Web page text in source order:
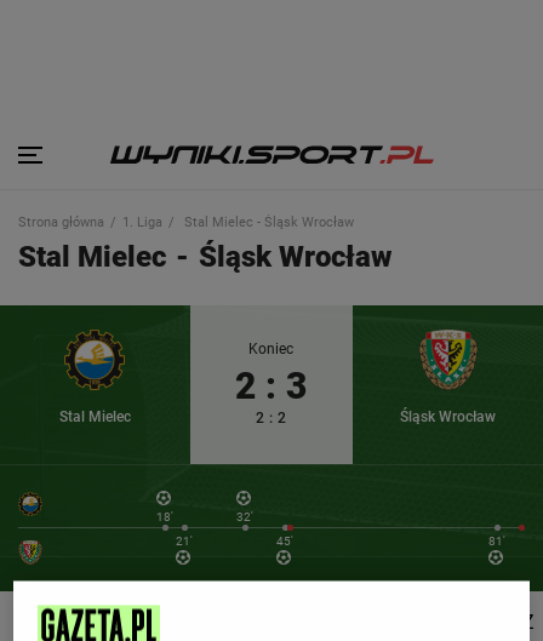
Strona główna 1. Liga Stal Mielec - Śląsk Wrocław
Stal Mielec - Śląsk Wrocław
Stal Mielec
Koniec
2 : 3
2 : 2 Śląsk Wrocław
18'
32'
21'
45' 81'
SZCZEGÓŁY TERMINARZ